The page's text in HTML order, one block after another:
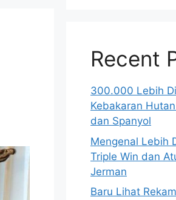
Recent
300.000 Lebih
Kebakaran
dan Spanyol
Mengenal Lebih
Triple Win dan
Jerman
Baru Lihat